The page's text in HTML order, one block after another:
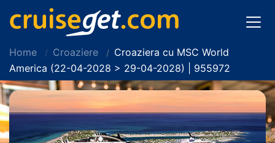
Home Croaziere
Croaziera cu MSC World
America (22-04-2028 > 29-04-2028) | 955972